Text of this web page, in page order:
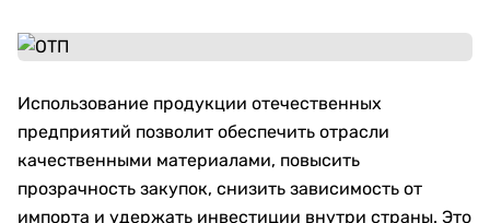
Использование продукции отечественных
предприятий позволит обеспечить отрасли
качественными материалами, повысить
прозрачность закупок, снизить зависимость от
импорта и удержать инвестиции внутри страны. Это